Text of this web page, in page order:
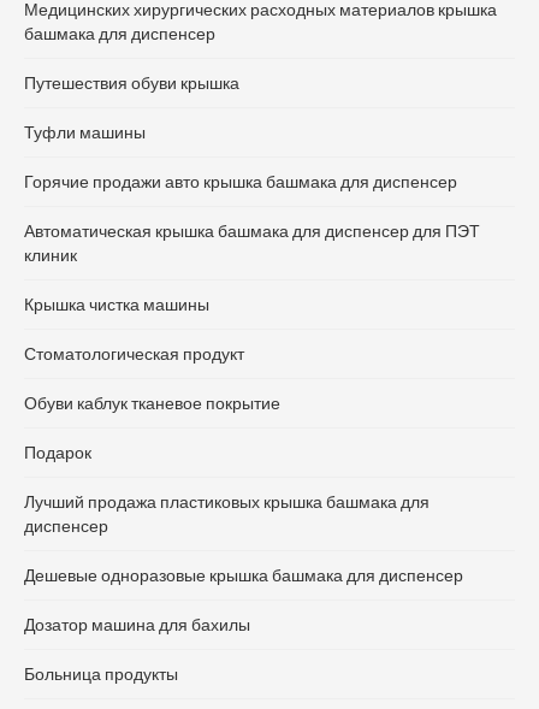
Медицинских хирургических расходных материалов крышка
башмака для диспенсер
Путешествия обуви крышка
Туфли машины
Горячие продажи авто крышка башмака для диспенсер
Автоматическая крышка башмака для диспенсер для ПЭТ
клиник
Крышка чистка машины
Стоматологическая продукт
Обуви каблук тканевое покрытие
Подарок
Лучший продажа пластиковых крышка башмака для
диспенсер
Дешевые одноразовые крышка башмака для диспенсер
Дозатор машина для бахилы
Больница продукты